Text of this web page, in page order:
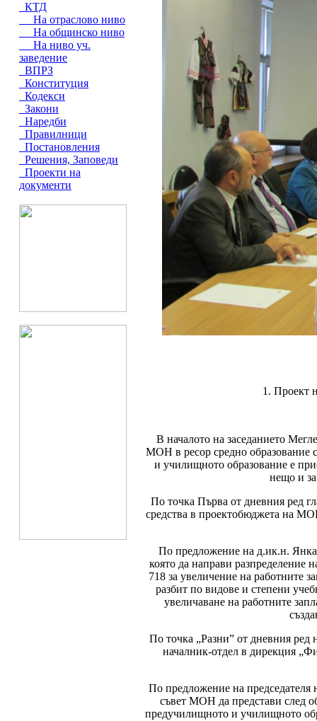
КТД
На отраслово ниво
На общинско ниво
На ниво уч.
заведение
ВПРЗ
Конституция
Кодекси
Закони
Наредби
Правилници
Постановления
Решения, Заповеди
Проекти на
документи
1. Проект
В началото на заседанието
МОН в ресор средно образование
и училищното образование е
нещо и
По точка Първа от дневния ред
средства в проектобюджета на
По предложение на д.ик.н. Янка
която да направи разпределение
718 за увеличение на работните
разбит по видове и степени
увеличаване на работните
По точка „Разни” от дневния ред
началник-отдел в дирекция
По предложение на председателя
съвет МОН да представи след
предучилищното и училищното